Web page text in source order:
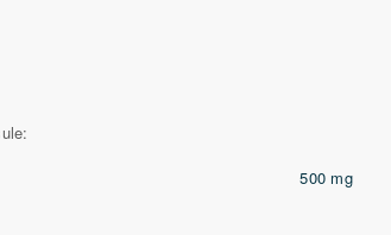
door de Europese Commissie
500 mg